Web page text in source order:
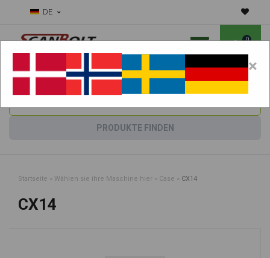
DE
0
Benötigen Sie Hilfe bei Verschleißteilen?Maschine wählen:
PRODUKTE FINDEN
Startseite » Wählen sie ihre Maschine hier » Case » CX14
CX14
×